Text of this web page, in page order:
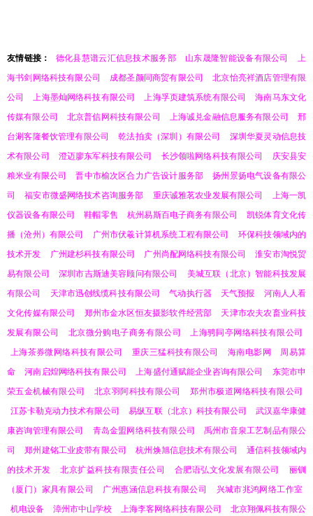
友情链接： 德化县慧谱云汇信息技术服务部 山东晟隆智能设备有限公司
上
海书剑网络科技有限公司
成都圣颜同商贸有限公司
北京怡亮祥酒店管理有限
公司
上海墨灿网络科技有限公司 上海孚页建筑系统有限公司
海南马东文化
传媒有限公司
北京普信网科技有限公司 上海诚兑金融信息服务有限公司
邢
台涮客隆餐饮管理有限公司
乾法拍卖（深圳）有限公司
深圳华夏灵动信息技
术有限公司
澄迈廖东军科技有限公司 长沙领啦网络科技有限公司
庆安县安
粮米业有限公司
晋中市榆次区合力广告设计服务部
扬州景扬电气设备有限公
司
福安市微盛网络技术咨询服务部 重庆诚雅茗农业发展有限公司
上海一凯
仪器设备有限公司
鞋帽零售 杭州易斯百电子商务有限公司
凯锐体育文化传
播（沧州）有限公司
广州市伏羲计算机系统工程有限公司
环保科技领域内的
技术开发
广州建杉科技有限公司 广州尚配网络科技有限公司
淮安市淘悦贸
易有限公司
深圳市吉斯迪美容顾问有限公司
美城互联（北京）智能科技发展
有限公司
天津市迅创线缆科技有限公司 气动执行器 天气预报
河南人人看
文化传媒有限公司
郑州市金水区恒友摄影软件经营部
天津市农夫农畜业科技
发展有限公司
北京微分购电子商务有限公司
上海骋同亭网络科技有限公司
上海茶券微网络科技有限公司
重庆三猛科技有限公司 海南电影网
周易算
命
河南启煌网络科技有限公司 上海盛付通赋能企业咨询有限公司
东莞市申
荣五金机械有限公司
北京羽阿科技有限公司
郑州市极道网络科技有限公司
江苏卡勒克动力技术有限公司
易纵互联（北京）科技有限公司
武汉嘉华康健
康咨询管理有限公司
青岛金盟网络科技有限公司
禹州市音泉工艺制品有限公
司
郑州建铭工业皮带有限公司 杭州焕旭信息技术有限公司
通信科技领域内
的技术开发
北京扩益科技有限责任公司 合肥语弘文化发展有限公司
丽钏
（厦门）家具有限公司
广州惠涵信息科技有限公司
兴城市兆鸿网络工作室
机电设备
漳州市中山学校 上海李客网络科技有限公司 北京翔佩科技有限公